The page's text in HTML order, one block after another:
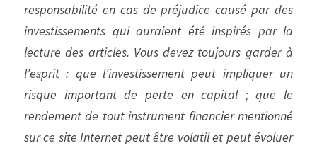
responsabilité en cas de préjudice causé par des
investissements qui auraient été inspirés par la
lecture des articles. Vous devez toujours garder à
l'esprit : que l'investissement peut impliquer un
risque important de perte en capital ; que le
rendement de tout instrument financier mentionné
sur ce site Internet peut être volatil et peut évoluer